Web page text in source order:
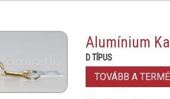
Alumínium
D TÍPUS
TOVÁBB A